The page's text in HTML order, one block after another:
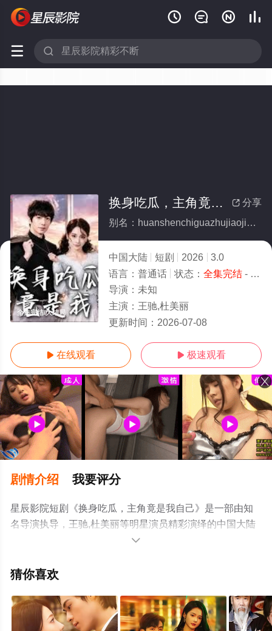
   
 
全集完结/大结局
 分享
换身吃瓜，主角竟是我自己(全集)
别名：huanshenchiguazhujiaojingshiwoziji
中国大陆 短剧 2026
3.0
语言： 普通话 状态： 全集完结- 免费在线观看
导演： 未知
主演： 王驰,杜美丽
更新时间： 2026-07-08
 在线观看  极速观看
剧情介绍 我要评分
星辰影院短剧《换身吃瓜，主角竟是我自己》是一部由知
名导演执导，王驰,杜美丽等明星演员精彩演绎的中国大陆
电视剧，大结局剧情已揭晓（全集完结），手机免费观看
剧提前免费观看，更多剧情信息可移步至豆瓣电视剧、电

猜你喜欢